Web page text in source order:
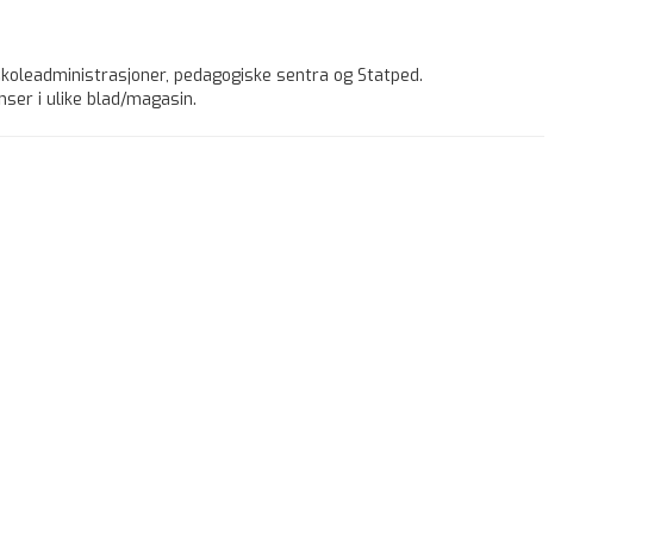
pedagogiske sentra og Statped.
i ulike blad/magasin.